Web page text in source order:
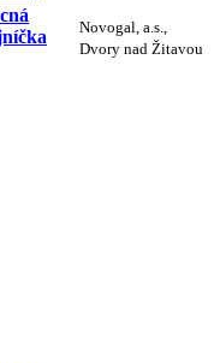
Novogal, a.s.,
Dvory nad Žitavou